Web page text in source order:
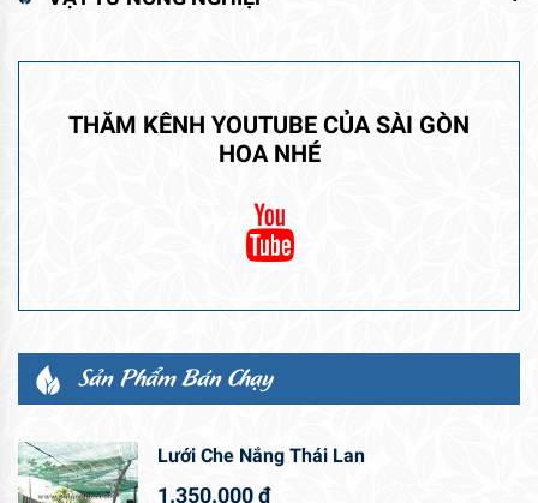
THĂM KÊNH YOUTUBE CỦA SÀI GÒN
HOA NHÉ
Sản Phẩm Bán Chạy
Lưới Che Nắng Thái Lan
1.350.000₫